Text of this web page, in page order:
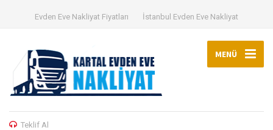
Evden Eve Nakliyat Fiyatları İstanbul Evden Eve Nakliyat
MENÜ
Teklif Al